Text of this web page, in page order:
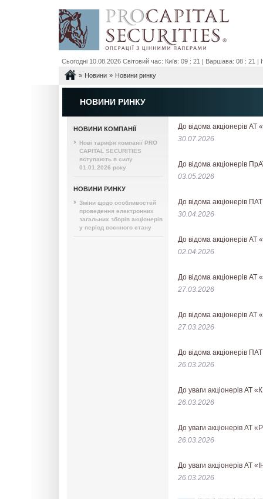
Сьогодні 10.08.2026 Світовий час: Київ: 09 : 21 | Варшава: 08 : 21
» Новини » Новини ринку
НОВИНИ РИНКУ
НОВИНИ КОМПАНІЇ
Нові тарифи компанії PRO
CAPITAL SECURITIES
вступають в силу
01.01.2026 року
НОВИНИ РИНКУ
Зміни щодо особливостей
проведення електронних
загальних зборів акціонерів
у період воєнного стану
До відома акціонерів
30.07.2026
До відома акціонерів
03.05.2026
До відома акціонерів
30.04.2026
До відома акціонерів
02.04.2026
До відома акціонерів
27.03.2026
До відома акціонерів
27.03.2026
До відома акціонерів
26.03.2026
До уваги акціонерів
26.03.2026
До уваги акціонерів АТ
26.03.2026
До уваги акціонерів
26.03.2026